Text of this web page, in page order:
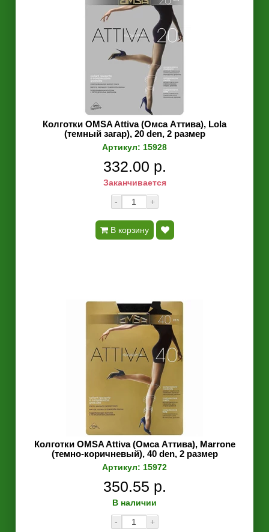
Колготки OMSA Attiva (Омса Аттива), Lola
(темный загар), 20 den, 2 размер
Артикул: 15928
332.00 р.
Заканчивается
-
+
В корзину
Колготки OMSA Attiva (Омса Аттива), Marrone
(темно-коричневый), 40 den, 2 размер
Артикул: 15972
350.55 р.
В наличии
-
+